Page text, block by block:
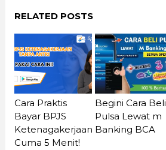
RELATED POSTS
Cara Praktis
Bayar BPJS
Ketenagakerjaan
Cuma 5 Menit!
Begini Cara Beli
Pulsa Lewat m
Banking BCA